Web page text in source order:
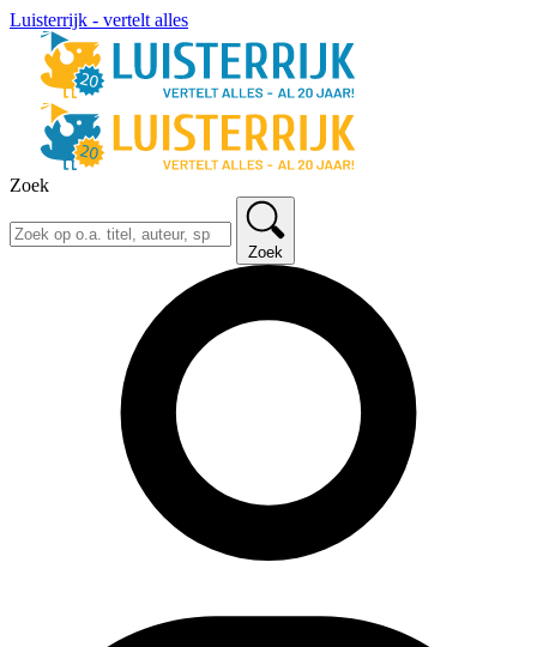
Luisterrijk - vertelt alles
Zoek
Zoek